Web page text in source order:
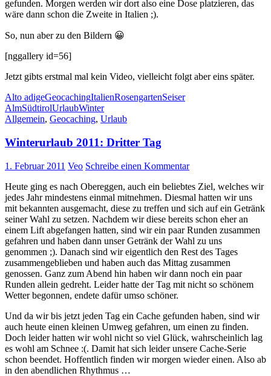
gefunden. Morgen werden wir dort also eine Dose platzieren, das
wäre dann schon die Zweite in Italien ;).
So, nun aber zu den Bildern 😀
[nggallery id=56]
Jetzt gibts erstmal mal kein Video, vielleicht folgt aber eins später.
Alto adigeGeocachingItalienRosengartenSeiser
AlmSüdtirolUrlaubWinter
Allgemein, Geocaching, Urlaub
Winterurlaub 2011: Dritter Tag
1. Februar 2011 Veo Schreibe einen Kommentar
Heute ging es nach Obereggen, auch ein beliebtes Ziel, welches wir
jedes Jahr mindestens einmal mitnehmen. Diesmal hatten wir uns
mit bekannten ausgemacht, diese zu treffen und sich auf ein Getränk
seiner Wahl zu setzen. Nachdem wir diese bereits schon eher an
einem Lift abgefangen hatten, sind wir ein paar Runden zusammen
gefahren und haben dann unser Getränk der Wahl zu uns
genommen ;). Danach sind wir eigentlich den Rest des Tages
zusammengeblieben und haben auch das Mittag zusammen
genossen. Ganz zum Abend hin haben wir dann noch ein paar
Runden allein gedreht. Leider hatte der Tag mit nicht so schönem
Wetter begonnen, endete dafür umso schöner.
Und da wir bis jetzt jeden Tag ein Cache gefunden haben, sind wir
auch heute einen kleinen Umweg gefahren, um einen zu finden.
Doch leider hatten wir wohl nicht so viel Glück, wahrscheinlich lag
es wohl am Schnee :(. Damit hat sich leider unsere Cache-Serie
schon beendet. Hoffentlich finden wir morgen wieder einen. Also ab
in den abendlichen Rhythmus …